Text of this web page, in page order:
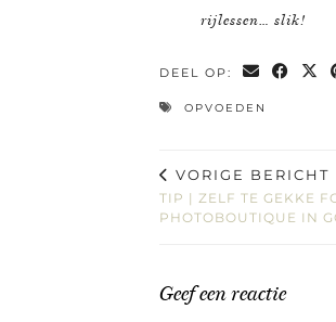
rijlessen… slik!
DEEL OP:
OPVOEDEN
VORIGE BERICHT
TIP | ZELF TE GEKKE
PHOTOBOUTIQUE IN
Geef een reactie